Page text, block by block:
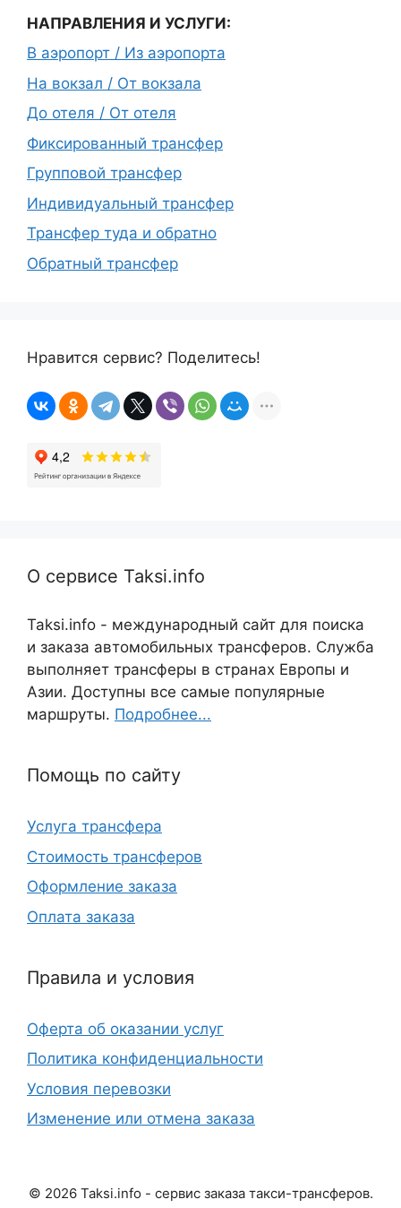
НАПРАВЛЕНИЯ И УСЛУГИ:
В аэропорт / Из аэропорта
На вокзал / От вокзала
До отеля / От отеля
Фиксированный трансфер
Групповой трансфер
Индивидуальный трансфер
Трансфер туда и обратно
Обратный трансфер
Нравится сервис? Поделитесь!
О сервисе Taksi.info
Taksi.info - международный сайт для поиска
и заказа автомобильных трансферов. Служба
выполняет трансферы в странах Европы и
Азии. Доступны все самые популярные
маршруты. Подробнее...
Помощь по сайту
Услуга трансфера
Стоимость трансферов
Оформление заказа
Оплата заказа
Правила и условия
Оферта об оказании услуг
Политика конфиденциальности
Условия перевозки
Изменение или отмена заказа
© 2026 Taksi.info - сервис заказа такси-трансферов.